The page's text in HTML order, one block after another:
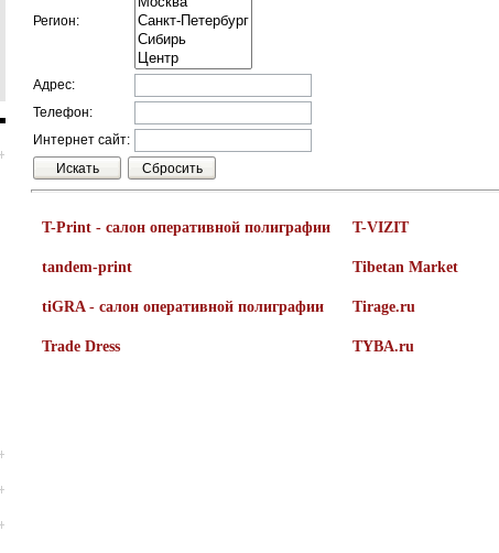
Регион:
Адрес:
Телефон:
Интернет сайт:
T-Print - салон оперативной полиграфии T-VIZIT
tandem-print Tibetan Market
tiGRA - cалон оперативной полиграфии Tirage.ru
Trade Dress TYBA.ru